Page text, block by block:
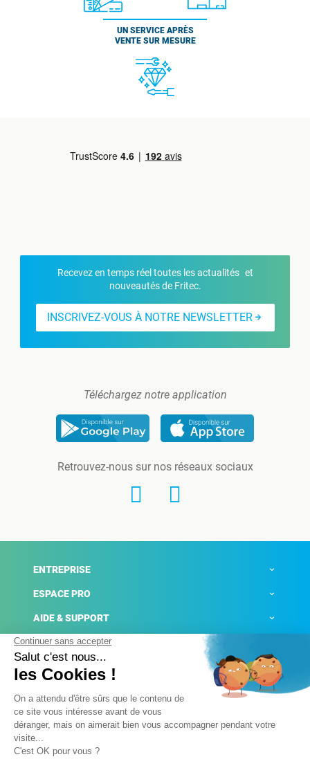
UN SERVICE APRÈS
VENTE SUR MESURE
Recevez en temps réel toutes les actualités et
nouveautés de Fritec.
INSCRIVEZ-VOUS À NOTRE NEWSLETTER
Téléchargez notre application
Retrouvez-nous sur nos réseaux sociaux
ENTREPRISE
ESPACE PRO
AIDE & SUPPORT
ACTUALITÉS
Mentions légales